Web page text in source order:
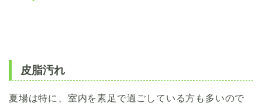
皮脂汚れ
夏場は特に、室内を素足で過ごしている方も多いので